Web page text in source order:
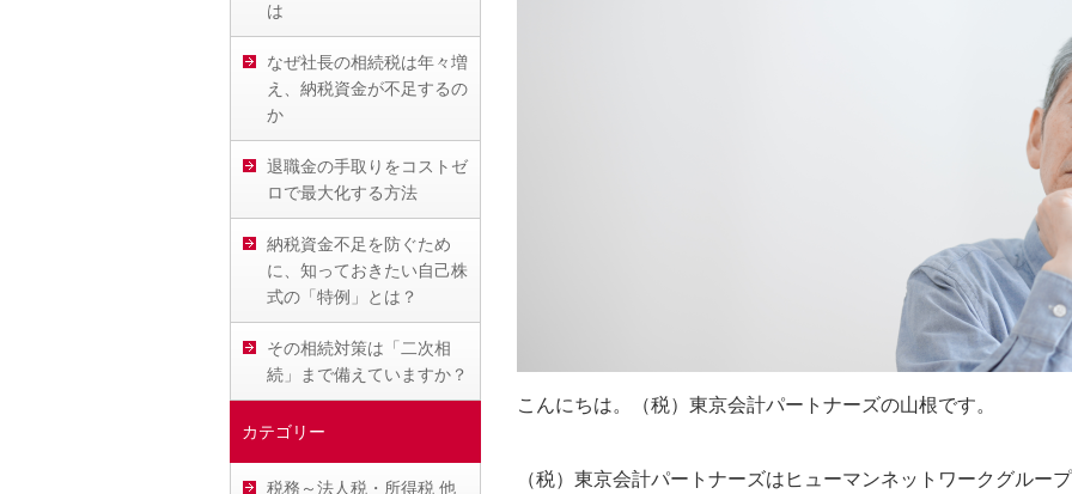
は
なぜ社長の相続税は年々増
え、納税資金が不足するの
か
退職金の手取りをコストゼ
ロで最大化する方法
納税資金不足を防ぐため
に、知っておきたい自己株
式の「特例」とは？
その相続対策は「二次相
続」まで備えていますか？
カテゴリー
税務～法人税・所得税 他
こんにちは。（税）東京会計パートナーズの山根です。
（税）東京会計パートナーズはヒューマンネットワークグルー